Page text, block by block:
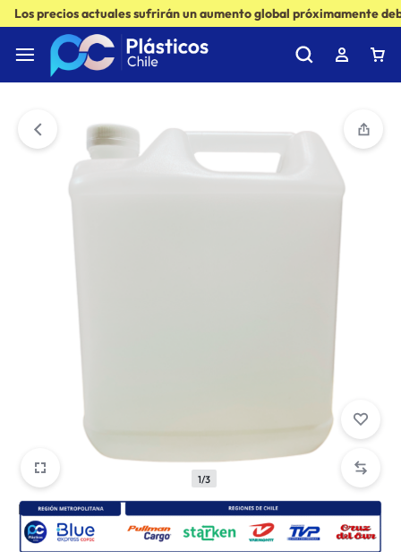
Los precios actuales sufrirán un aumento global próximamente
1/3
Métodos de envío: